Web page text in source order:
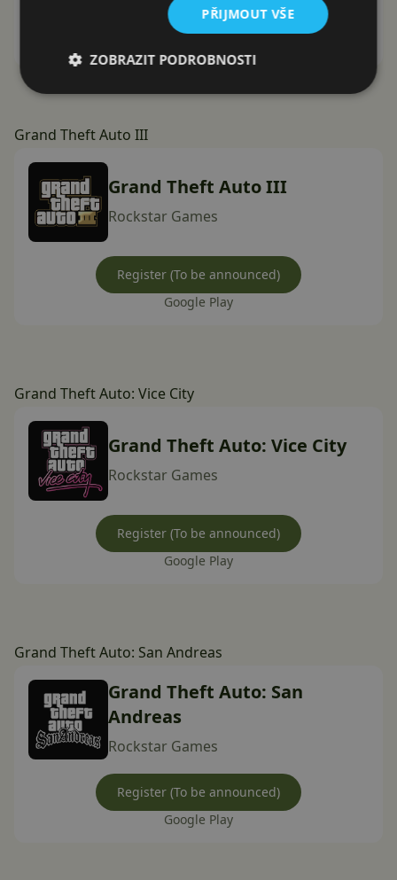
Instalovat (Free)
Grand Theft Auto III
Grand Theft Auto III
Rockstar Games
Register (To be announced)
Google Play
Grand Theft Auto: Vice City
Grand Theft Auto: Vice City
Rockstar Games
Register (To be announced)
Google Play
Grand Theft Auto: San Andreas
Grand Theft Auto: San
Andreas
Rockstar Games
Register (To be announced)
Google Play
PŘIJMOUT VŠE
ZOBRAZIT PODROBNOSTI